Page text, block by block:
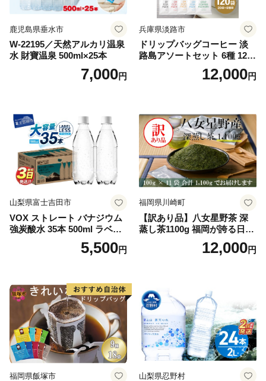
鹿児島県垂水市
W-22195／天然アルカリ温泉
水 財寶温泉 500ml×25本
7,000円
兵庫県淡路市
ドリップバッグコーヒー 淡
路島アソートセット 6種 120
袋 飲み比べ コーヒー
12,000円
山梨県富士吉田市
VOX ストレート バナジウム
強炭酸水 35本 500ml ラベル
レス【富士吉田市限定カート
5,500円
福岡県川崎町
【訳あり品】八女星野茶 深
蒸し茶1100g 福岡が誇る日本
茶_ 訳アリ 常温 お茶 茶袋 常
備品 おちゃ ocha 茶葉 緑茶
小分け お土産 お取り寄せ グ
ルメ 福岡 九州 福岡県 国産
日本 ふかむし茶 ふかむし 家
庭用 自宅用 ちゃ りょくちゃ
ふかむしちゃ 急須 甘み 川崎
町 送料無料
12,000円
福岡県飯塚市 山梨県忍野村